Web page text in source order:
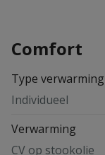
Comfort
Type verwarming
Individueel
Verwarming
CV op stookolie